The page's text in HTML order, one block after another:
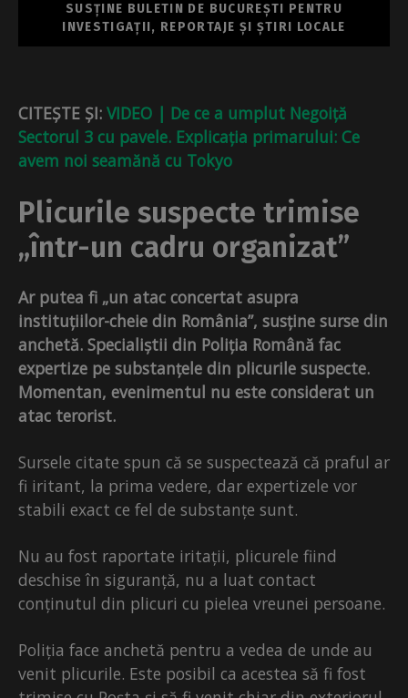
SUSȚINE BULETIN DE BUCUREȘTI PENTRU
INVESTIGAȚII, REPORTAJE ȘI ȘTIRI LOCALE
CITEȘTE ȘI: VIDEO | De ce a umplut Negoiță
Sectorul 3 cu pavele. Explicația primarului: Ce
avem noi seamănă cu Tokyo
Plicurile suspecte trimise
„într-un cadru organizat”
Ar putea fi „un atac concertat asupra
instituțiilor-cheie din România”, susține surse din
anchetă. Specialiștii din Poliția Română fac
expertize pe substanțele din plicurile suspecte.
Momentan, evenimentul nu este considerat un
atac terorist.
Sursele citate spun că se suspectează că praful ar
fi iritant, la prima vedere, dar expertizele vor
stabili exact ce fel de substanțe sunt.
Nu au fost raportate iritații, plicurele fiind
deschise în siguranță, nu a luat contact
conținutul din plicuri cu pielea vreunei persoane.
Poliția face anchetă pentru a vedea de unde au
venit plicurile. Este posibil ca acestea să fi fost